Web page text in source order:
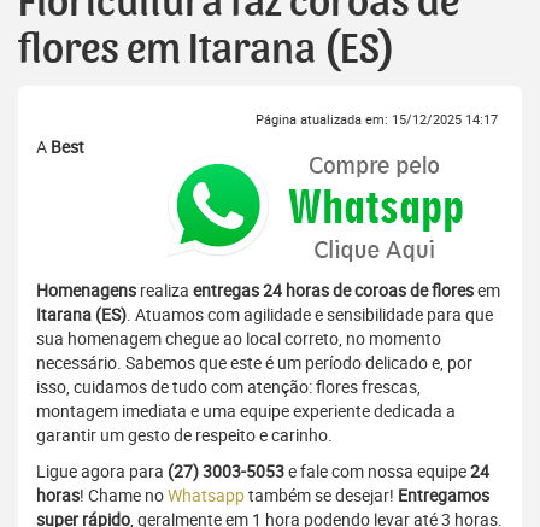
flores em Itarana (ES)
Página atualizada em: 15/12/2025 14:17
A Best
Homenagens realiza entregas 24 horas de coroas de floresem
Itarana (ES). Atuamos com agilidade e sensibilidade para que
sua homenagem chegue ao local correto, no momento
necessário. Sabemos que este é um período delicado e, por
isso, cuidamos de tudo com atenção: flores frescas,
montagem imediata e uma equipe experiente dedicada a
garantir um gesto de respeito e carinho.
Ligue agora para (27) 3003-5053e fale com nossa equipe24
horas! Chame noWhatsapptambém se desejar! Entregamos
super rápido, geralmente em 1 hora podendo levar até 3 horas.